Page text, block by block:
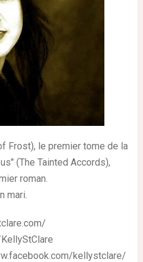
Frost), le premier tome de la
(The Tainted Accords),
roman.
mari.
kellystclare/